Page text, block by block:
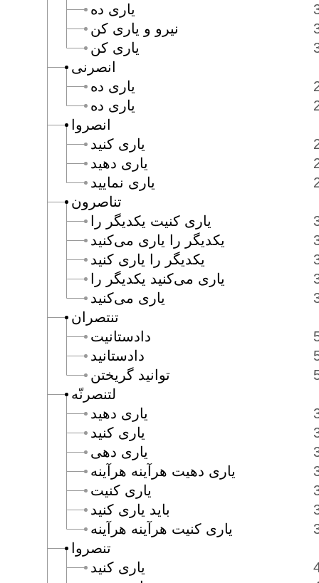
انصرنى
انصروا
تناصرون
تنتصران
لتنصرنّه
تنصروا
يارى ده
نيرو و يارى كن
يارى كن
يارى ده
يارى ده
يارى كنيد
يارى دهيد
يارى نماييد
يارى كنيت يكديگر را
يكديگر را يارى مى‌كنيد
يكديگر را يارى كنيد
يارى مى‌كنيد يكديگر را
يارى مى‌كنيد
دادستانيت
دادستانيد
توانيد گريختن
يارى دهيد
يارى كنيد
يارى دهى
يارى دهيت هرآينه هرآينه
يارى كنيت
بايد يارى كنيد
يارى كنيت هرآينه هرآينه
يارى كنيد